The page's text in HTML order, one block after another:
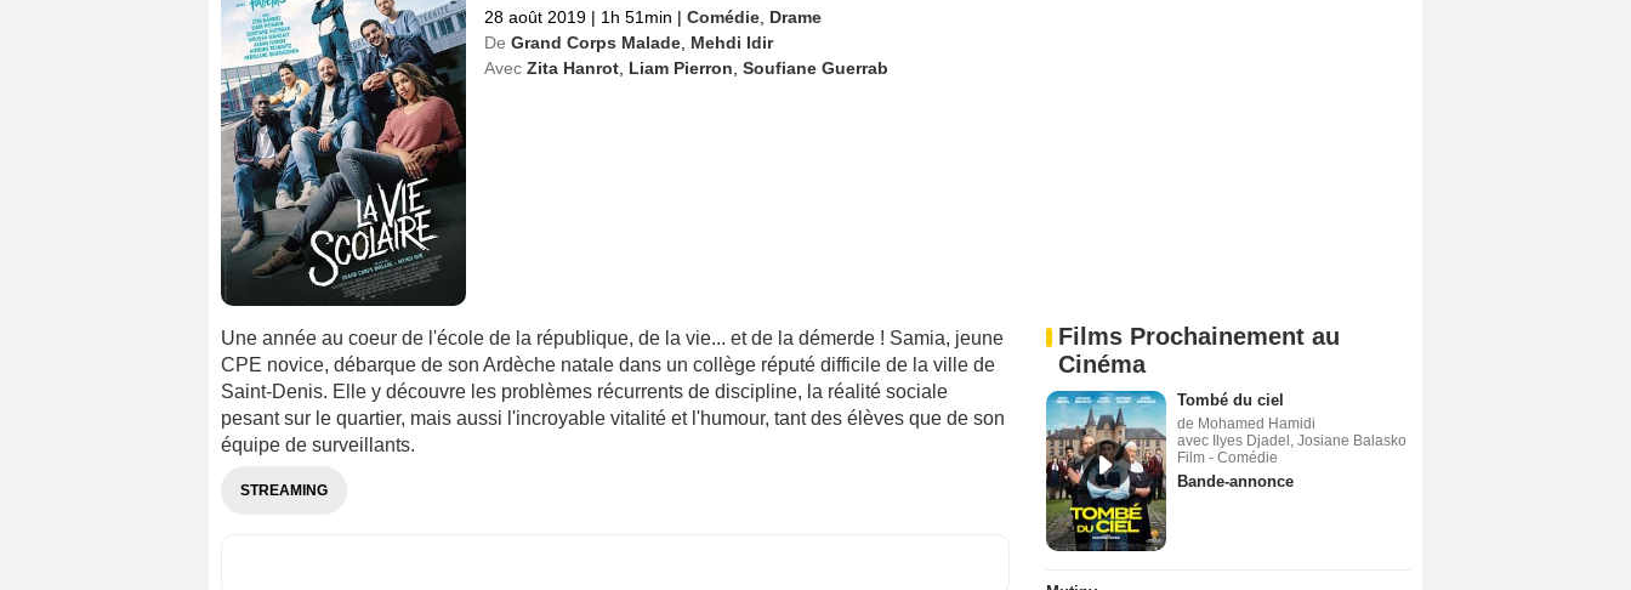
28 août 2019 | 1h 51min | Comédie, Drame
De Grand Corps Malade, Mehdi Idir
Avec Zita Hanrot, Liam Pierron Soufiane Guerrab
Une année au coeur de l'école de la république, de la vie... et de la démerde ! Samia, jeune
CPE novice, débarque de son Ardèche natale dans un collège réputé difficile de la ville de
Saint-Denis. Elle y découvre les problèmes récurrents de discipline, la réalité sociale
pesant sur le quartier, mais aussi l'incroyable vitalité et l'humour, tant des élèves que de son
équipe de surveillants.
STREAMING
Films Prochainement au
Cinéma
Tombé du ciel
de Mohamed Hamidi
avec Ilyes Djadel, Josiane Balasko
Film - Comédie
Bande-annonce